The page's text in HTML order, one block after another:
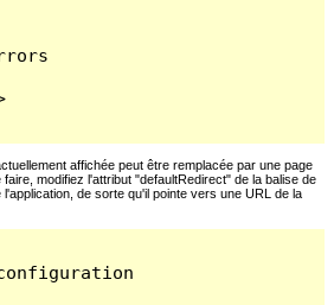
affichée peut être remplacée par une page
modifiez l'attribut "defaultRedirect" de la balise de
de sorte qu'il pointe vers une URL de la